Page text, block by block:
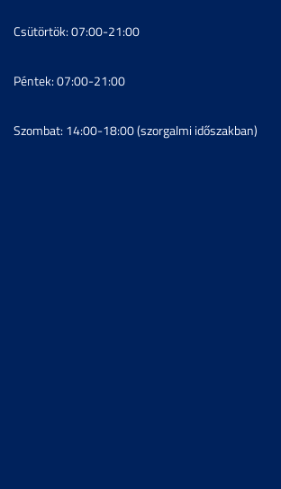
Csütörtök: 07:00-21:00
Péntek: 07:00-21:00
Szombat: 14:00-18:00 (szorgalmi időszakban)